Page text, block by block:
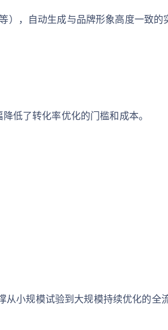
，自动生成与品牌形象高度一致的
低了转化率优化的门槛和成本。
小规模试验到大规模持续优化的全